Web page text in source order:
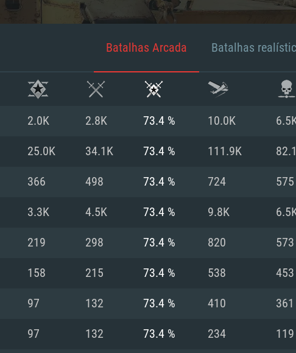
DE
Batalhas Arcada Batalhas
2.0K 2.8K 73.4 % 10.0K
25.0K 34.1K 73.4 % 111.9K
366 498 73.4 % 724 575
3.3K 4.5K 73.4 % 9.8K
219 298 73.4 % 820 573
158 215 73.4 % 538 453
97 132 73.4 % 410 361
97 132 73.4 % 234 119